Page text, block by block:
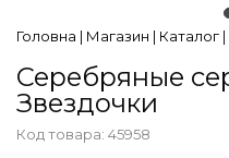
Головна | Магазин | Каталог |
Серебряные
Звездочки
Код товара: 45958